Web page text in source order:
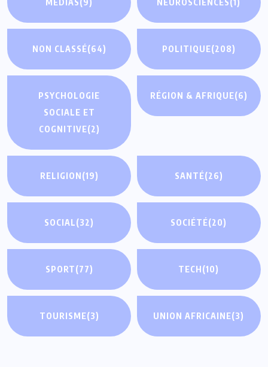
NON CLASSÉ(64) POLITIQUE(208)
PSYCHOLOGIE
SOCIALE ET
COGNITIVE(2)
RÉGION & AFRIQUE(6)
RELIGION(19) SANTÉ(26)
SOCIAL(32) SOCIÉTÉ(20)
SPORT(77) TECH(10)
TOURISME(3) UNION AFRICAINE(3)